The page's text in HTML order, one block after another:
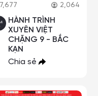
7,677 2,064
HÀNH TRÌNH
XUYÊN VIỆT
CHẶNG 9 - BẮC
KẠN
Chia sẻ